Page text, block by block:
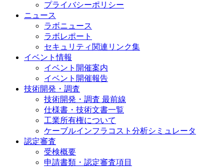
プライバシーポリシー
ニュース
ラボニュース
ラボレポート
セキュリティ関連リンク集
イベント情報
イベント開催案内
イベント開催報告
技術開発・調査
技術開発・調査 最前線
仕様書・技術文書一覧
工業所有権について
ケーブルインフラコスト分析シミュレータ
認定審査
受検概要
申請書類・認定審査項目